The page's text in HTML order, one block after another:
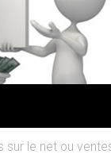
sur le net ou